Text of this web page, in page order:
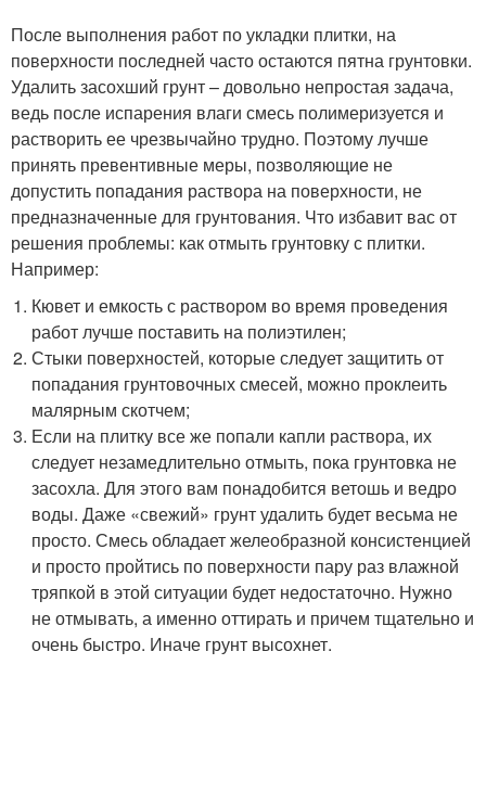
После выполнения работ по укладки плитки, на
поверхности последней часто остаются пятна грунтовки.
Удалить засохший грунт – довольно непростая задача,
ведь после испарения влаги смесь полимеризуется и
растворить ее чрезвычайно трудно. Поэтому лучше
принять превентивные меры, позволяющие не
допустить попадания раствора на поверхности, не
предназначенные для грунтования. Что избавит вас от
решения проблемы: как отмыть грунтовку с плитки.
Например:
Кювет и емкость с раствором во время проведения
работ лучше поставить на полиэтилен;
Стыки поверхностей, которые следует защитить от
попадания грунтовочных смесей, можно проклеить
малярным скотчем;
Если на плитку все же попали капли раствора, их
следует незамедлительно отмыть, пока грунтовка не
засохла. Для этого вам понадобится ветошь и ведро
воды. Даже «свежий» грунт удалить будет весьма не
просто. Смесь обладает желеобразной консистенцией
и просто пройтись по поверхности пару раз влажной
тряпкой в этой ситуации будет недостаточно. Нужно
не отмывать, а именно оттирать и причем тщательно и
очень быстро. Иначе грунт высохнет.